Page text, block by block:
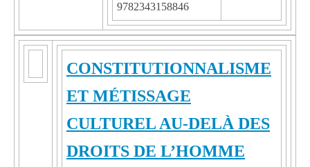
9782343158846
CONSTITUTIONNALISME
ET MÉTISSAGE
CULTUREL AU-DELÀ DES
DROITS DE L’HOMME